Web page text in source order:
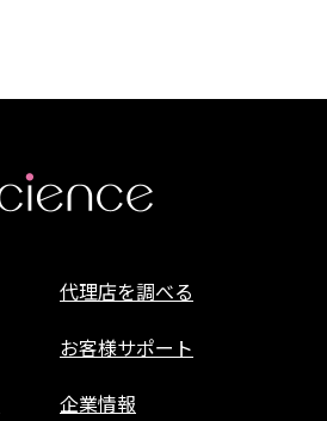
代理店を調べる
お客様サポート
企業情報